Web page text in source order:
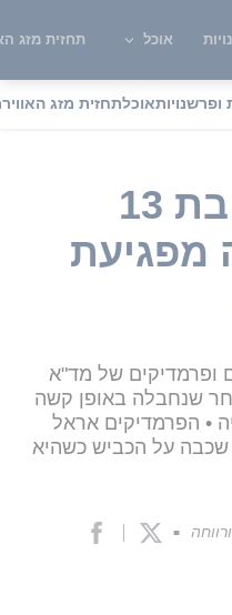
אוכל תחזית מזג
ופרשנויותאוכלתחזית מזג האוויר
טרגדיה: ילדה בת 13
מפגיעת
ופרמדיקים של מד"א
שנחבלה באופן קשה
• הפרמדיקים אראל
שכבה על הכביש כשהיא
■